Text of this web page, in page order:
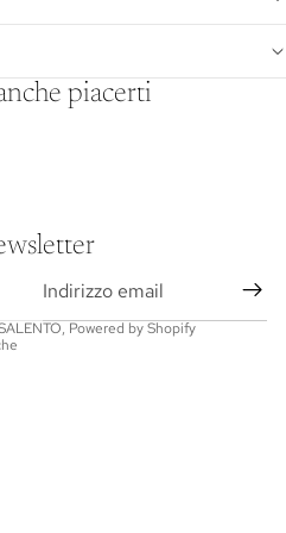
piacerti
, Powered by Shopify